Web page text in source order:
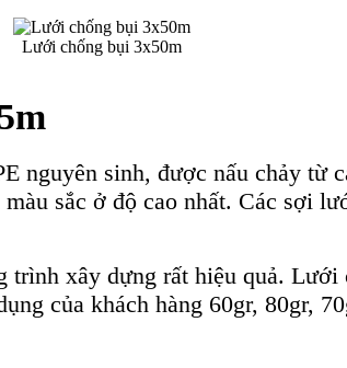
Lưới chống bụi 3x50m
nguyên sinh, được nấu chảy từ
sắc ở độ cao nhất. Các sợi
xây dựng rất hiệu quả.
của khách hàng 60gr, 80gr,